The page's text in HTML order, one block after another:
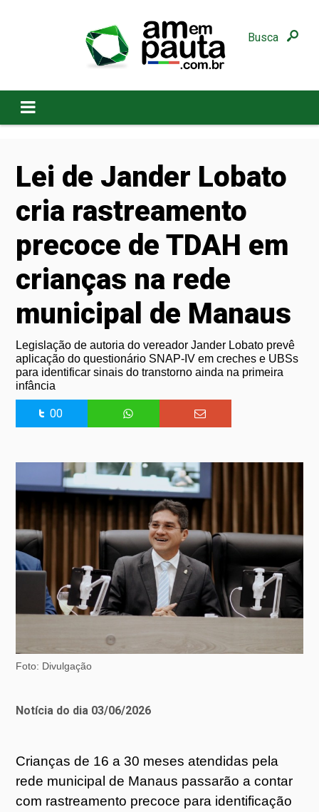
Busca
Lei de Jander Lobato
cria rastreamento
precoce de TDAH em
crianças na rede
municipal de Manaus
Legislação de autoria do vereador Jander Lobato prevê
aplicação do questionário SNAP-IV em creches e UBSs
para identificar sinais do transtorno ainda na primeira
infância
00
Foto: Divulgação
Notícia do dia 03/06/2026
Crianças de 16 a 30 meses atendidas pela
rede municipal de Manaus passarão a contar
com rastreamento precoce para identificação